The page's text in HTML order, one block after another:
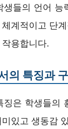
들의 언어
계적이고 단
용합니다.
의 특징과
은 학생들의
있고 생동감